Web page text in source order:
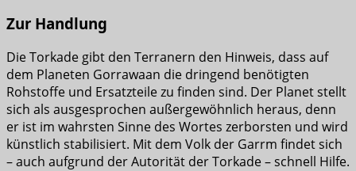
Zur Handlung
Die Torkade gibt den Terranern den Hinweis, dass auf
dem Planeten Gorrawaan die dringend benötigten
Rohstoffe und Ersatzteile zu finden sind. Der Planet stellt
sich als ausgesprochen außergewöhnlich heraus, denn
er ist im wahrsten Sinne des Wortes zerborsten und wird
künstlich stabilisiert. Mit dem Volk der Garrm findet sich
– auch aufgrund der Autorität der Torkade – schnell Hilfe.